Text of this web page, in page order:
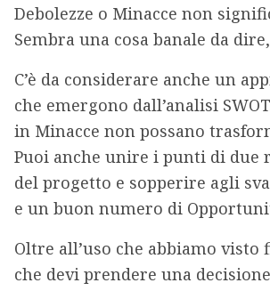
Debolezze o Minacce non
Sembra una cosa banale da
C’è da considerare anche un
che emergono dall’analisi
in Minacce non possano
Puoi anche unire i punti di
del progetto e sopperire agli
e un buon numero di
Oltre all’uso che abbiamo visto
che devi prendere una decisione